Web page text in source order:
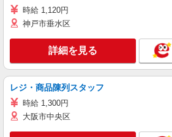
時給 1,120円
神戸市垂水区
詳細を見る
レジ・商品陳列スタッフ
時給 1,300円
大阪市中央区